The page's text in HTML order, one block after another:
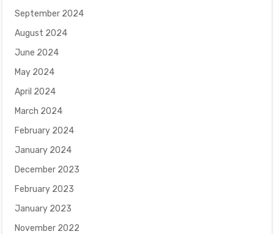
September 2024
August 2024
June 2024
May 2024
April 2024
March 2024
February 2024
January 2024
December 2023
February 2023
January 2023
November 2022